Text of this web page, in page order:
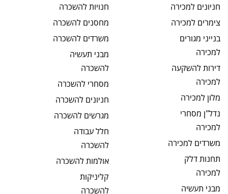
חניונים למכירה
צימרים למכירה
בנייני מגורים
למכירה
דירות להשקעה
למכירה
מלון למכירה
נדל"ן מסחרי
למכירה
משרדים למכירה
תחנות דלק
למכירה
מבני תעשיה
חנויותלהשכרה
מחסנים להשכרה
משרדים להשכרה
מבני תעשיה
להשכרה
מסחרי להשכרה
חניונים להשכרה
מגרשים להשכרה
חלל עבודה
להשכרה
אולמותלהשכרה
קליניקות
להשכרה